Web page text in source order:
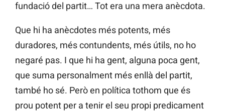
fundació del partit… Tot era una mera anècdota.
Que hi ha anècdotes més potents, més
duradores, més contundents, més útils, no ho
negaré pas. I que hi ha gent, alguna poca gent,
que suma personalment més enllà del partit,
també ho sé. Però en política tothom que és
prou potent per a tenir el seu propi predicament